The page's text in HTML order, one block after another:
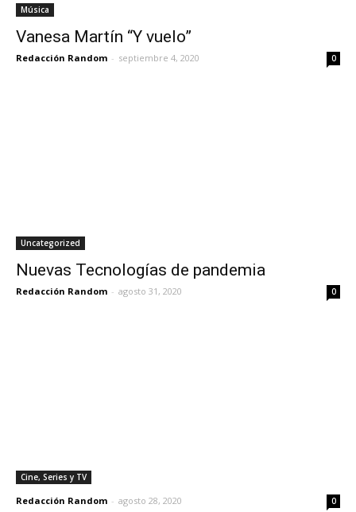
Música
Vanesa Martín “Y vuelo”
Redacción Random - septiembre 4, 2020 0
Uncategorized
Nuevas Tecnologías de pandemia
Redacción Random - agosto 31, 2020 0
Cine, Series y TV
Redacción Random - agosto 28, 2020 0